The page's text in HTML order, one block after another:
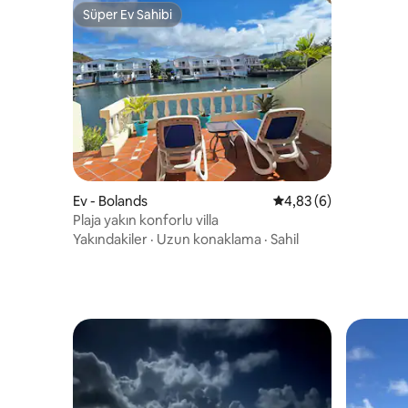
Süper Ev Sahibi
Süper Ev Sahibi
Ev - Bolands 5 üzerinden
4,83 (6)
Plaja yakın konforlu villa
Yakındakiler · Uzun konaklama · Sahil